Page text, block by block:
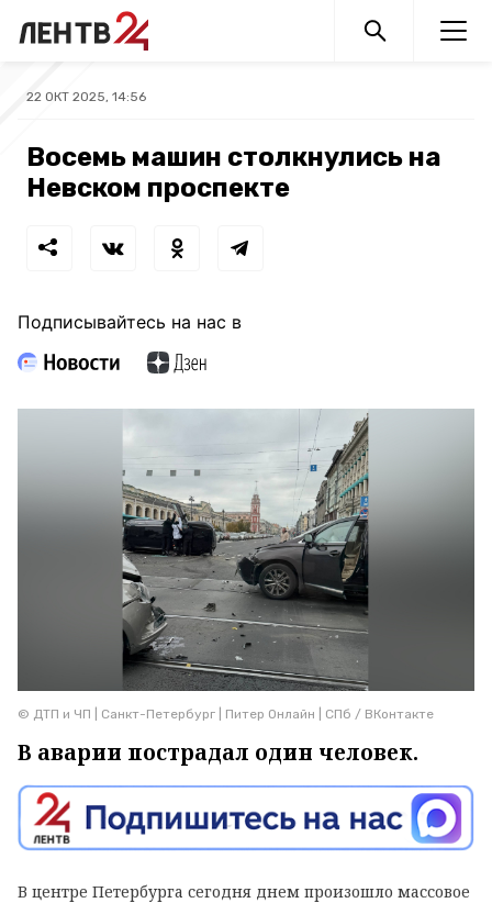
22 ОКТ 2025, 14:56
Восемь машин столкнулись на
Невском проспекте
Подписывайтесь на нас в
© ДТП и ЧП | Санкт-Петербург | Питер Онлайн | СПб / ВКонтакте
В аварии пострадал один человек.
В центре Петербурга сегодня днем произошло массовое